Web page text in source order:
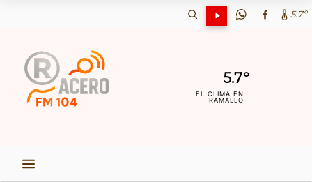
5.7º
5.7º
EL CLIMA EN
RAMALLO